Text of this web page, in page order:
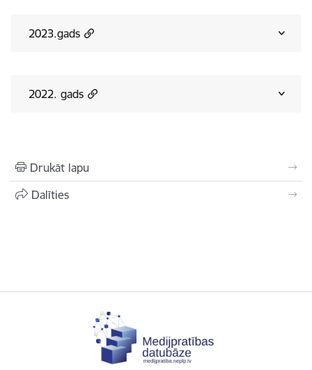
2023.gads
2022. gads
Drukāt lapu
Dalīties